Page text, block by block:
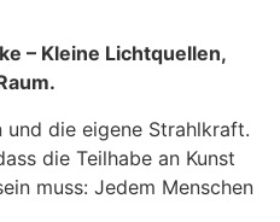
– Kleine Lichtquellen,
und die eigene Strahlkraft.
die Teilhabe an Kunst
muss: Jedem Menschen